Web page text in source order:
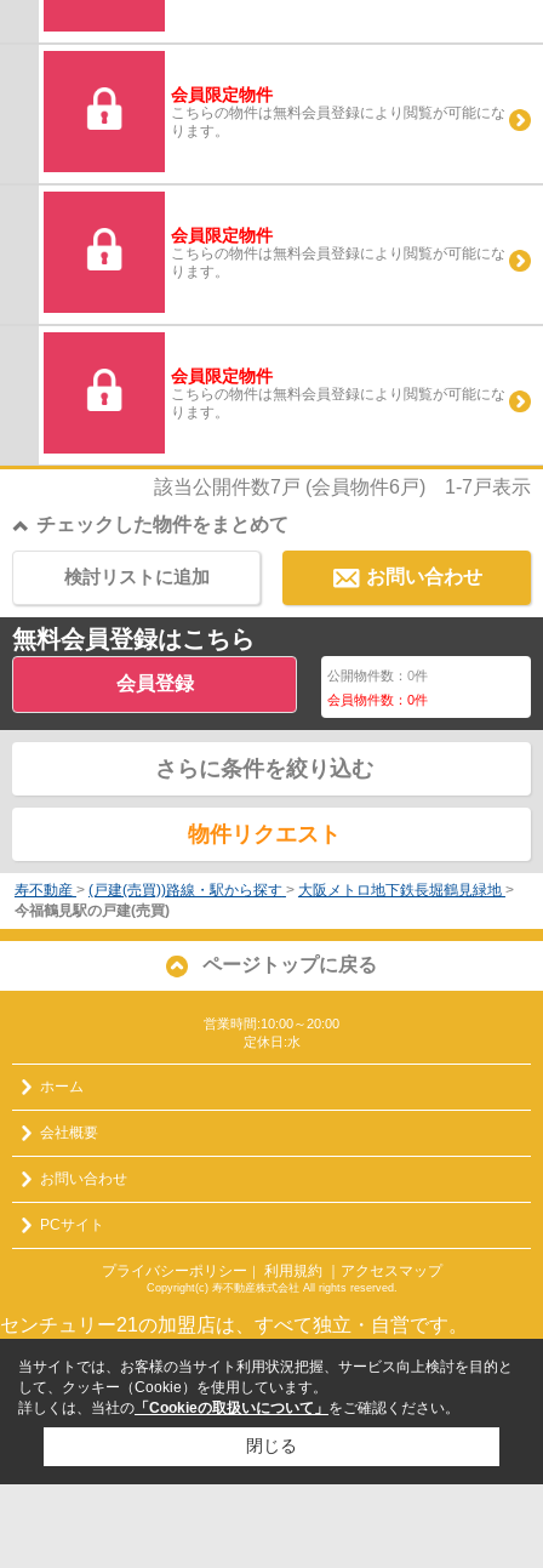
会員限定物件
こちらの物件は無料会員登録により閲覧が可能にな
ります。
会員限定物件
こちらの物件は無料会員登録により閲覧が可能にな
ります。
会員限定物件
こちらの物件は無料会員登録により閲覧が可能にな
ります。
該当公開件数7 戸 (会員物件6 戸) 1-7 戸表示
チェックした物件をまとめて
お問い合わせ
検討リストに追加
無料会員登録はこちら
会員登録 公開物件数：0件
会員物件数：0件
さらに条件を絞り込む
物件リクエスト
寿不動産 > (戸建(売買))路線・駅から探す > 大阪メトロ地下鉄長堀鶴見緑地 >
今福鶴見駅の戸建(売買)
ページトップに戻る
営業時間:10:00～20:00
定休日:水
ホーム
会社概要
お問い合わせ
PCサイト
プライバシーポリシー ｜ 利用規約 ｜アクセスマップ
Copyright(c) 寿不動産株式会社 All rights reserved.
センチュリー21の加盟店は、すべて独立・自営です。
当サイトでは、お客様の当サイト利用状況把握、サービス向上検討を目的と
して、クッキー（Cookie）を使用しています。
詳しくは、当社の 「Cookieの取扱いについて」 をご確認ください。
閉じる